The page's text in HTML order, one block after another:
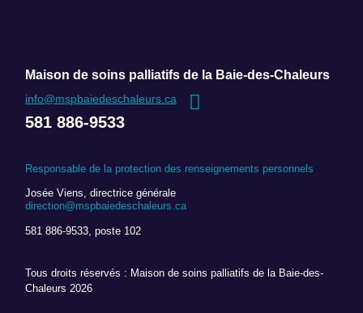
Maison de soins palliatifs de la Baie-des-Chaleurs
info@mspbaiedeschaleurs.ca
581 886-9533
Responsable de la protection des renseignements personnels
Josée Viens, directrice générale
direction@mspbaiedeschaleurs.ca
581 886-9533, poste 102
Tous droits réservés : Maison de soins palliatifs de la Baie-des-
Chaleurs 2026